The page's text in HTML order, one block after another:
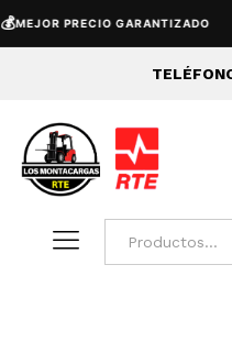
PRECIO GARANTIZADO